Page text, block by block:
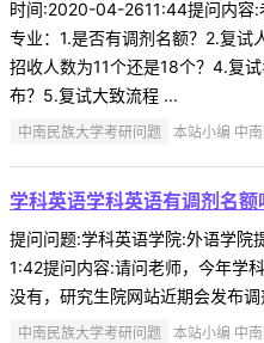
时间:2020-04-2611:44提问内容:
专业：1.是否有调剂名额？2.复试
招收人数为11个还是18个？4.复
布？5.复试大致流程 ...
中南民族大学考研问题 本站小编 中
学科英语学科英语有调剂名额
提问问题:学科英语学院:外语学
1:42提问内容:请问老师，今年学
没有，研究生院网站近期会发布
中南民族大学考研问题 本站小编 中